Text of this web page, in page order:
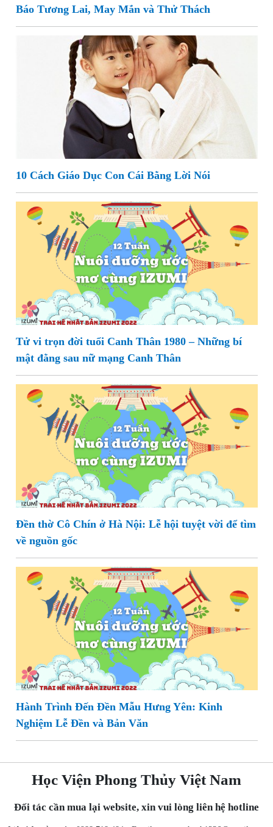
Báo Tương Lai, May Mắn và Thử Thách
10 Cách Giáo Dục Con Cái Bằng Lời Nói
Tử vi trọn đời tuổi Canh Thân 1980 – Những bí
mật đằng sau nữ mạng Canh Thân
Đền thờ Cô Chín ở Hà Nội: Lễ hội tuyệt vời để tìm
về nguồn gốc
Hành Trình Đến Đền Mẫu Hưng Yên: Kinh
Nghiệm Lễ Đền và Bản Văn
Học Viện Phong Thủy Việt Nam
Đối tác cần mua lại website, xin vui lòng liên hệ hotline